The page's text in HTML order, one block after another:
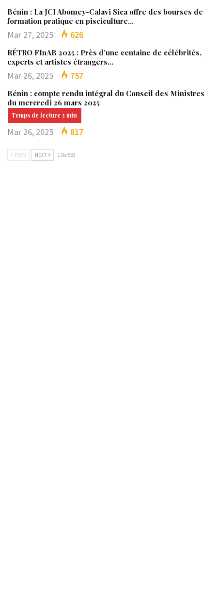
Bénin : La JCI Abomey-Calavi Sica offre des bourses de
formation pratique en pisciculture…
Mar 27, 2025 626
RÉTRO FInAB 2025 : Près d’une centaine de célébrités,
experts et artistes étrangers…
Mar 26, 2025 757
Bénin : compte rendu intégral du Conseil des Ministres
du mercredi 26 mars 2025
Mar 26, 2025 817
PREV NEXT 1 De 533